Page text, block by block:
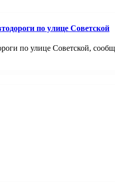
по улице Советской
по улице Советской,